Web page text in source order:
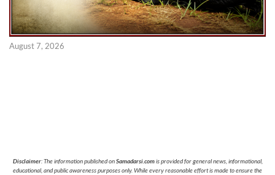
August 7, 2026
Disclaimer: The information published onSamadarsi.comis provided for general news, informational,
educational, and public awareness purposes only. While every reasonable effort is made to ensure the